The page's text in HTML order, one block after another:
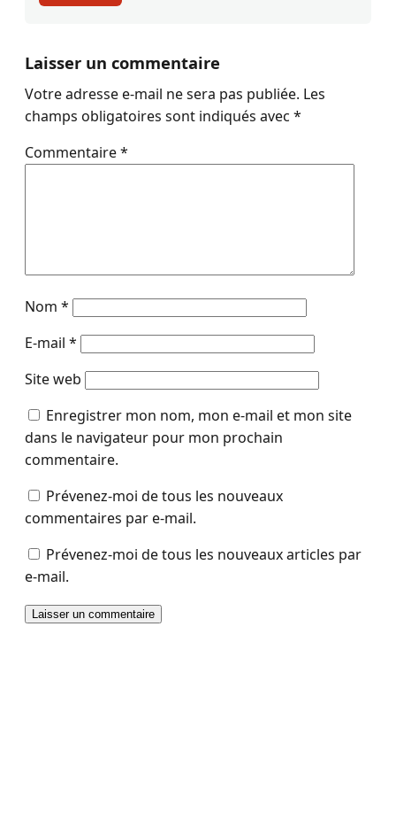
Laisser un commentaire
Votre adresse e-mail ne sera pas publiée. Les
champs obligatoires sont indiqués avec *
Commentaire*
Nom *
E-mail *
Site web
Enregistrer mon nom, mon e-mail et mon site
dans le navigateur pour mon prochain
commentaire.
Prévenez-moi de tous les nouveaux
commentaires par e-mail.
Prévenez-moi de tous les nouveaux articles par
e-mail.